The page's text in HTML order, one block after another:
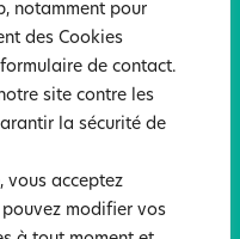
notamment pour
des Cookies
de contact.
site contre les
la sécurité de
vous acceptez
modifier vos
!